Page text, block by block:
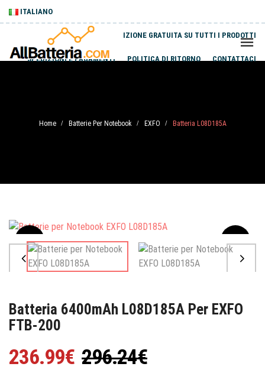
ITALIANO
SPEDIZIONE GRATUITA SU TUTTI I PRODOTTI
SPEDIZIONI E PAGAMENTI POLITICA DI RITORNO CONTATTACI
Home / Batterie Per Notebook / EXFO / Batteria L08D185A
Sale
Batteria 6400mAh L08D185A Per EXFO
FTB-200
236.99€ 296.24€